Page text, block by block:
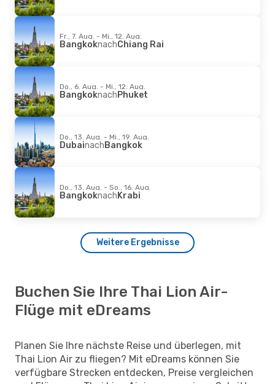
Fr., 7. Aug. - Mi., 12. Aug.
BangkoknachChiang Rai
Do., 6. Aug. - Mi., 12. Aug.
BangkoknachPhuket
Do., 13. Aug. - Mi., 19. Aug.
DubainachBangkok
Do., 13. Aug. - So., 16. Aug.
BangkoknachKrabi
Weitere Ergebnisse
Buchen Sie Ihre Thai Lion Air-
Flüge mit eDreams
Planen Sie Ihre nächste Reise und überlegen, mit
Thai Lion Air zu fliegen? Mit eDreams können Sie
verfügbare Strecken entdecken, Preise vergleichen